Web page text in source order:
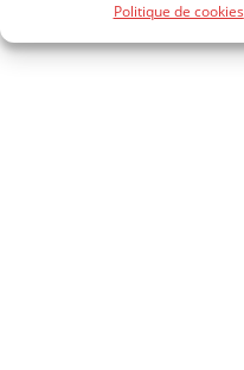
Politique de cookies